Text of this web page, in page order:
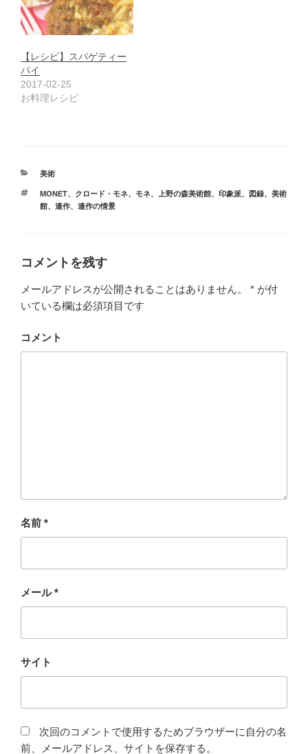
【レシピ】スパゲティー
パイ
2017-02-25
お料理レシピ
カ
ゴ
リ
美術
タ
グ
MONET、 クロード・モネ、 モネ、 上野の森美術館、 印象派、 図録、 美術
館、 連作、 連作の情景
コメントを残す
メールアドレスが公開されることはありません。 * が付
いている欄は必須項目です
コメント
名前 *
メール*
サイト
次回のコメントで使用するためブラウザーに自分の名
前、メールアドレス、サイトを保存する。